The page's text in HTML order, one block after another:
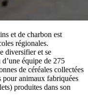
et de charbon est
régionales.
diversifier et se
équipe de 275
de céréales collectées
pour animaux fabriquées
produites dans son